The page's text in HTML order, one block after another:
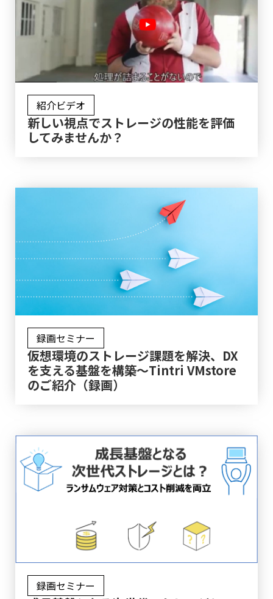
紹介ビデオ
新しい視点でストレージの性能を評価
してみませんか？
録画セミナー
仮想環境のストレージ課題を解決、DX
を支える基盤を構築～Tintri VMstore
のご紹介（録画）
録画セミナー